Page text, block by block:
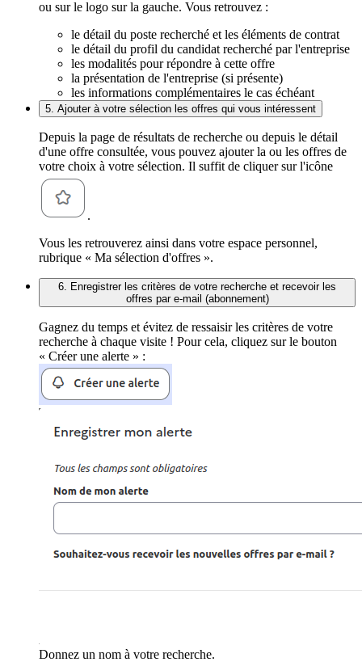
ou sur le logo sur la gauche. Vous retrouvez :
le détail du poste recherché et les éléments de contrat
le détail du profil du candidat recherché par l'entreprise
les modalités pour répondre à cette offre
la présentation de l'entreprise (si présente)
les informations complémentaires le cas échéant
5. Ajouter à votre sélection les offres qui vous intéressent
Depuis la page de résultats de recherche ou depuis le détail
d'une offre consultée, vous pouvez ajouter la ou les offres de
votre choix à votre sélection. Il suffit de cliquer sur l'icône
.
Vous les retrouverez ainsi dans votre espace personnel,
rubrique « Ma sélection d'offres ».
6. Enregistrer les critères de votre recherche et recevoir les
offres par e-mail (abonnement)
Gagnez du temps et évitez de ressaisir les critères de votre
recherche à chaque visite ! Pour cela, cliquez sur le bouton
« Créer une alerte » :
Donnez un nom à votre recherche.